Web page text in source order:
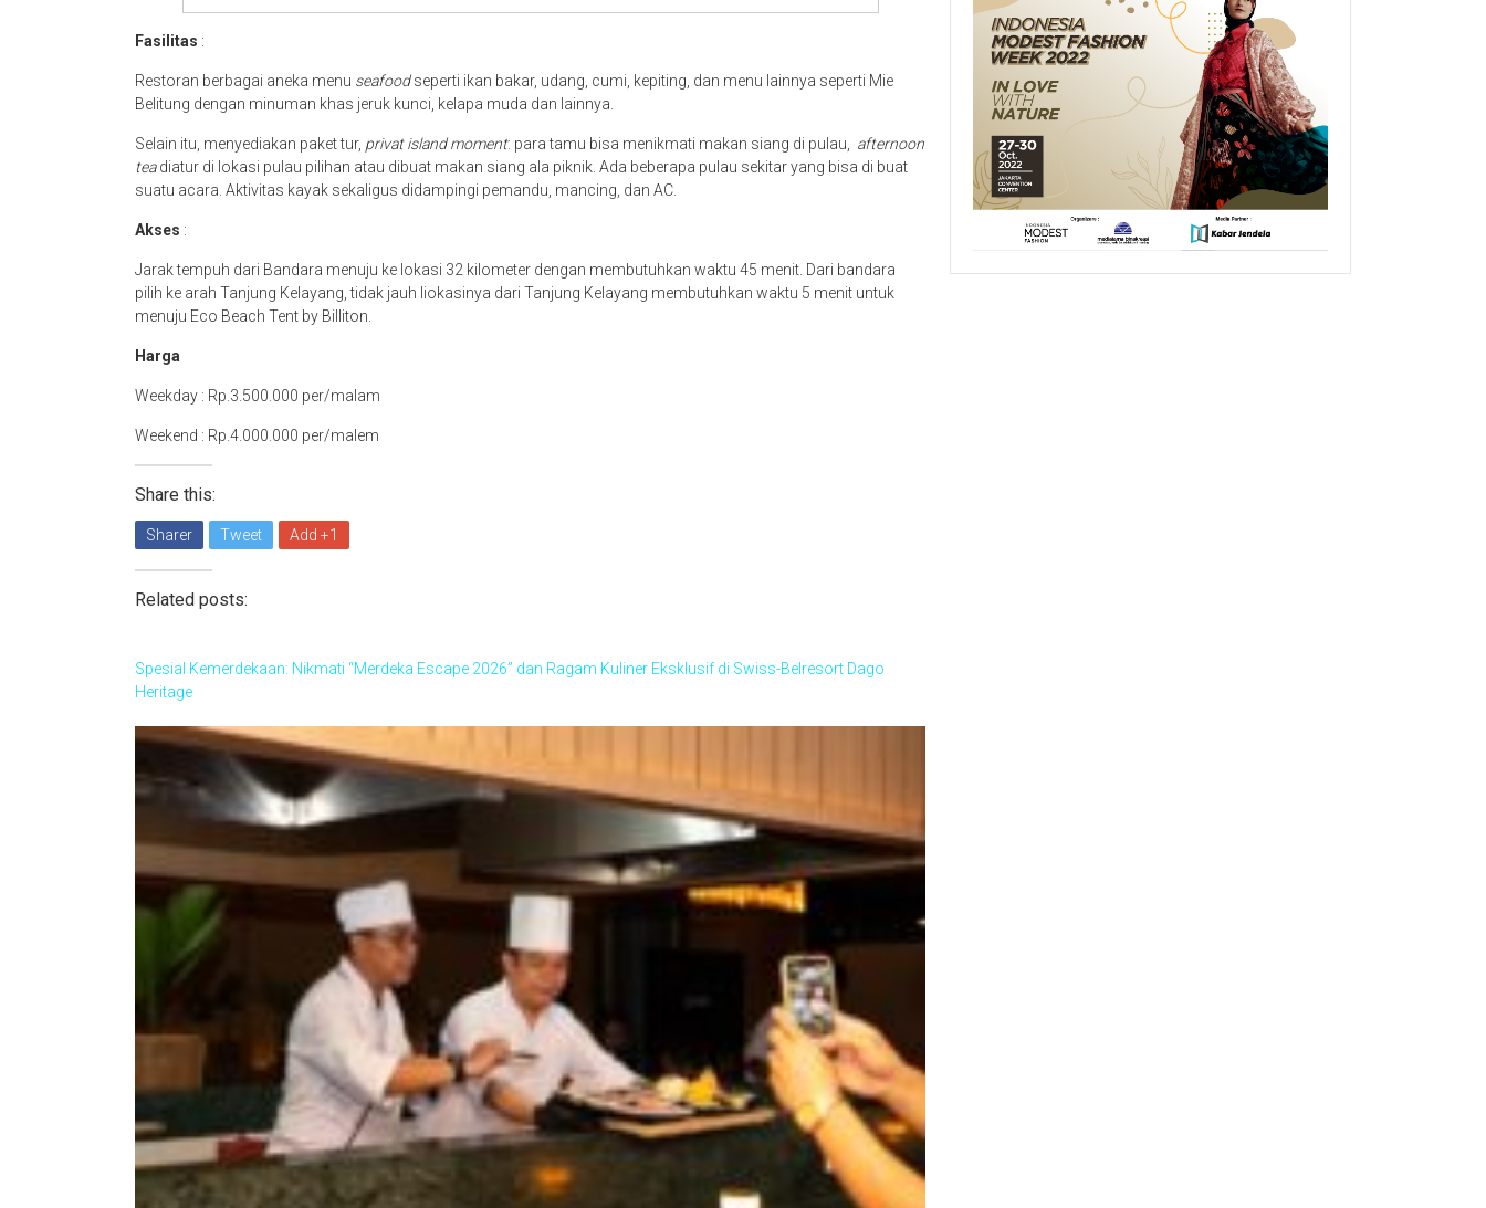
Fasilitas :
Restoran berbagai aneka menu seafoodseperti ikan bakar, udang, cumi, kepiting, dan menu lainnya seperti Mie
Belitung dengan minuman khas jeruk kunci, kelapa muda dan lainnya.
Selain itu, menyediakan paket tur, privat island moment: para tamu bisa menikmati makan siang di pulau, afternoon
teadiatur di lokasi pulau pilihan atau dibuat makan siang ala piknik. Ada beberapa pulau sekitar yang bisa di buat
suatu acara. Aktivitas kayak sekaligus didampingi pemandu, mancing, dan AC.
Akses :
Jarak tempuh dari Bandara menuju ke lokasi 32 kilometer dengan membutuhkan waktu 45 menit. Dari bandara
pilih ke arah Tanjung Kelayang, tidak jauh liokasinya dari Tanjung Kelayang membutuhkan waktu 5 menit untuk
menuju Eco Beach Tent by Billiton.
Harga
Weekday : Rp.3.500.000 per/malam
Weekend : Rp.4.000.000 per/malem
Share this:
Sharer Tweet Add +1
Related posts:
Spesial Kemerdekaan: Nikmati “Merdeka Escape 2026” dan Ragam Kuliner Eksklusif di Swiss-Belresort Dago
Heritage